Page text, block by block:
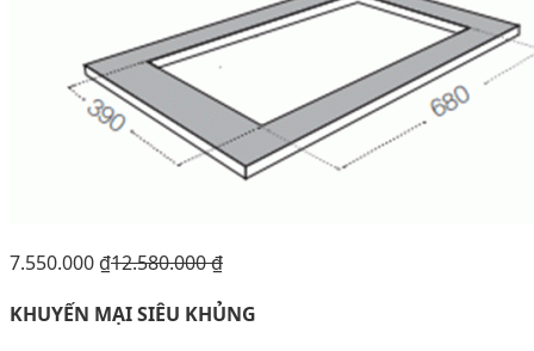
7.550.000 ₫12.580.000₫
KHUYẾN MẠI SIÊU KHỦNG